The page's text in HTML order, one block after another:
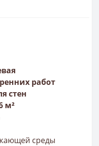
работ
стен
м²
среды